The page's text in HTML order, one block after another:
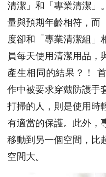
清潔」和「專業清潔」
量與預期年齡相符，而
度卻和「專業清潔組」
員每天使用清潔用品，
產生相同的結果？！
作中被要求穿戴防護手
打掃的人，則是使用時
有適當的保護。此外，
移動到另一個空間，比
空間大。